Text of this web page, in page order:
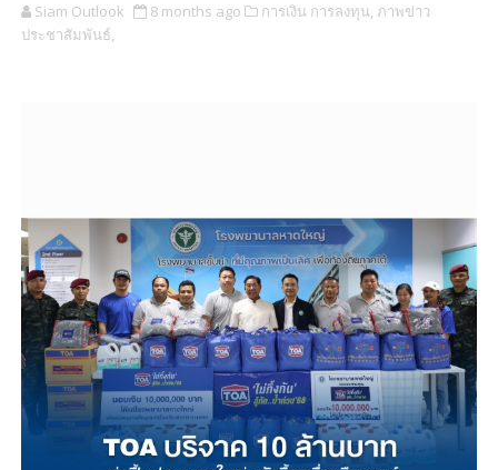
Siam Outlook 8 months ago การเงิน การลงทุน, ภาพข่าว
ประชาสัมพันธ์,